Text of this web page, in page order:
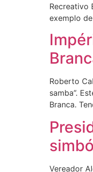
Recreativo
exemplo
Roberto
samba”.
Branca.
Vereador